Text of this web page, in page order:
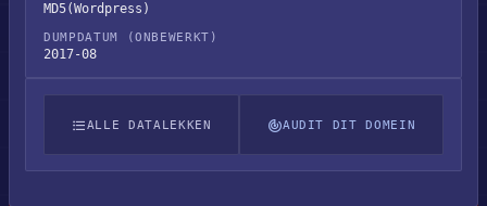
MD5(Wordpress)
DUMPDATUM (ONBEWERKT)
2017-08
ALLE DATALEKKEN AUDIT DIT DOMEIN